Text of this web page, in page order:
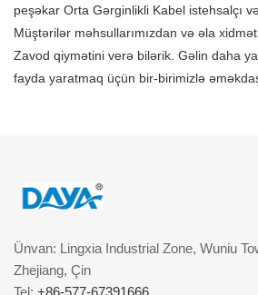
peşəkar Orta Gərginlikli Kabel istehsalçı
Müştərilər məhsullarımızdan və əla
Zavod qiymətini verə bilərik. Gəlin daha
fayda yaratmaq üçün bir-birimizlə
Ünvan: Lingxia Industrial Zone, Wuniu
Zhejiang, Çin
Tel: +86-577-67391666